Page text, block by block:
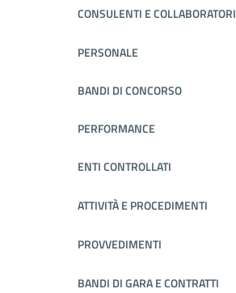
CONSULENTI E COLLABORATORI
PERSONALE
BANDI DI CONCORSO
PERFORMANCE
ENTI CONTROLLATI
ATTIVITÀ E PROCEDIMENTI
PROVVEDIMENTI
BANDI DI GARA E CONTRATTI